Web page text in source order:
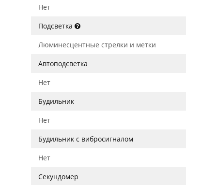
Нет
Подсветка
Люминесцентные стрелки и метки
Автоподсветка
Нет
Будильник
Нет
Будильник с вибросигналом
Нет
Секундомер